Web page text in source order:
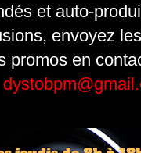
et auto-
envoyez
promos en